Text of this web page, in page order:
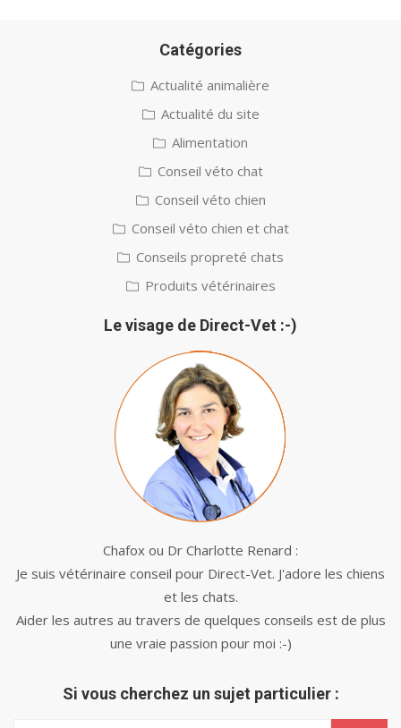
Catégories
Actualité animalière
Actualité du site
Alimentation
Conseil véto chat
Conseil véto chien
Conseil véto chien et chat
Conseils propreté chats
Produits vétérinaires
Le visage de Direct-Vet :-)
Chafox ou Dr Charlotte Renard :
Je suis vétérinaire conseil pour Direct-Vet. J'adore les chiens
et les chats.
Aider les autres au travers de quelques conseils est de plus
une vraie passion pour moi :-)
Si vous cherchez un sujet particulier :